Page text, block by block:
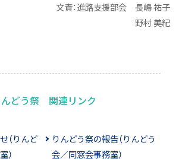
文責：進路支援部会 長嶋 祐子
野村 美紀
どう祭 関連リンク
（りんど
）
りんどう祭の報告（りんどう
会／同窓会事務室）